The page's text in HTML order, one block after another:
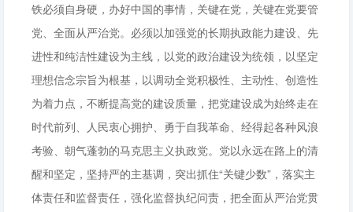
铁必须自身硬，办好中国的事情，关键在党，关键在党要管
党、全面从严治党。必须以加强党的长期执政能力建设、先
进性和纯洁性建设为主线，以党的政治建设为统领，以坚定
理想信念宗旨为根基，以调动全党积极性、主动性、创造性
为着力点，不断提高党的建设质量，把党建设成为始终走在
时代前列、人民衷心拥护、勇于自我革命、经得起各种风浪
考验、朝气蓬勃的马克思主义执政党。党以永远在路上的清
醒和坚定，坚持严的主基调，突出抓住“关键少数”，落实主
体责任和监督责任，强化监督执纪问责，把全面从严治党贯